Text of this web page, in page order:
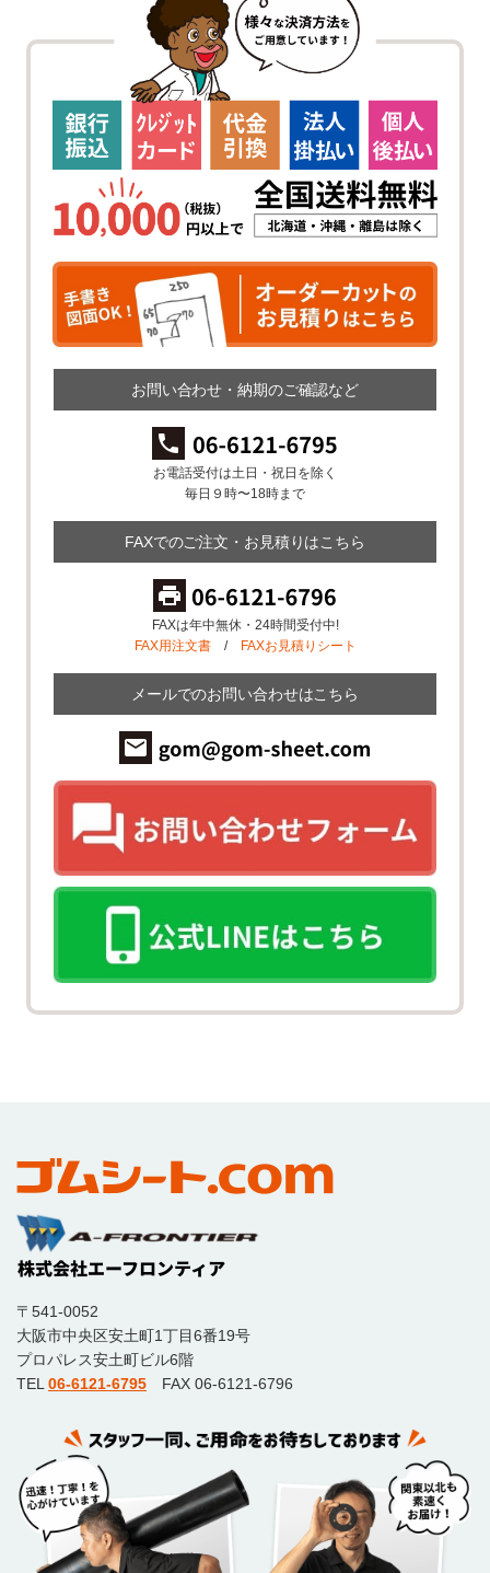
お問い合わせ・納期のご確認など
お電話受付は土日・祝日を除く
毎日９時〜18時まで
FAXでのご注文・お見積りはこちら
FAXは年中無休・24時間受付中!
FAX用注文書/ FAXお見積りシート
メールでのお問い合わせはこちら
〒541-0052
大阪市中央区安土町1丁目6番19号
プロパレス安土町ビル6階
TEL 06-6121-6795 FAX 06-6121-6796